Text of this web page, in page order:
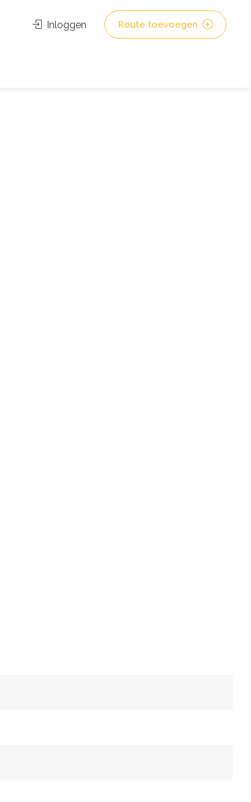
Inloggen Route toevoegen